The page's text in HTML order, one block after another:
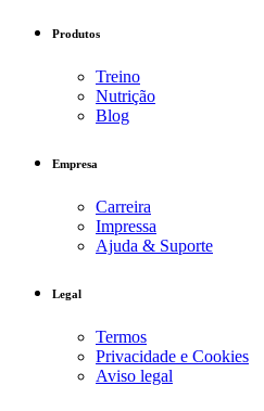
Produtos
Treino
Nutrição
Blog
Empresa
Carreira
Impressa
Ajuda & Suporte
Legal
Termos
Privacidade e Cookies
Aviso legal